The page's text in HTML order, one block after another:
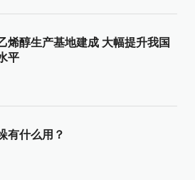
烯醇生产基地建成 大幅提升我国
平
有什么用？